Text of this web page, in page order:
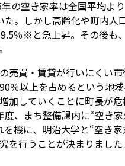
の空き家率は全国平均よ
た。しかし高齢化や町内人
％※と急上昇。その後も
売買・賃貸が行いにくい
％以上を占めるという地
加していくことに町長が
度、まち整備課内に“空き
機に、明治大学と“空き
を行うことが決まりまし